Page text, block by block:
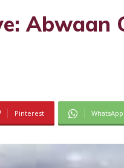
Abwaan
Pinterest WhatsApp